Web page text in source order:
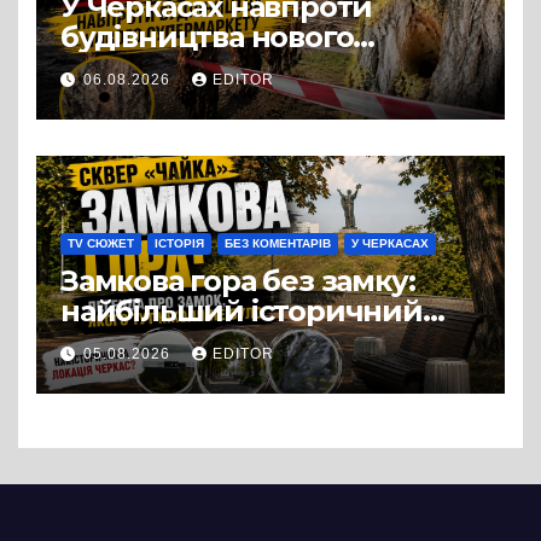
будівництва нового
супермаркету VARUS на
проспекті Перемоги всохли
дерева. І це навряд чи
можна назвати
випадковістю
06.08.2026 EDITOR
TV СЮЖЕТ ІСТОРІЯ БЕЗ КОМЕНТАРІВ У ЧЕРКАСАХ
Замкова гора без замку:
найбільший історичний
міф Черкас
05.08.2026 EDITOR